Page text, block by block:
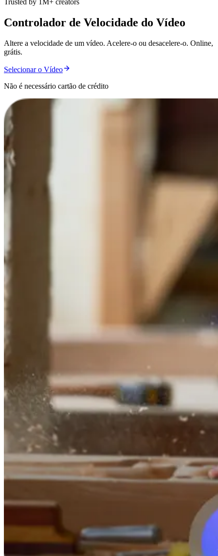
Trusted by 1M+ creators
Controlador de Velocidade do Vídeo
Altere a velocidade de um vídeo. Acelere-o ou desacelere-o. Online,
grátis.
Selecionar o Vídeo
Não é necessário cartão de crédito